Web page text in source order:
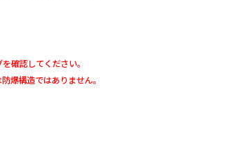
確認してください。
爆構造ではありません。